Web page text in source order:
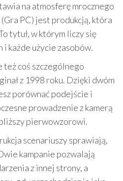
na atmosferę mrocznego
PC) jest produkcją, która
tytuł, w którym liczy się
i każde użycie zasobów.
coś szczególnego
z 1998 roku. Dzięki dwóm
porównać podejście i
prowadzenie z kamerą
pierwowzorowi.
scenariuszy sprawiają,
kampanie pozwalają
z innej strony, a